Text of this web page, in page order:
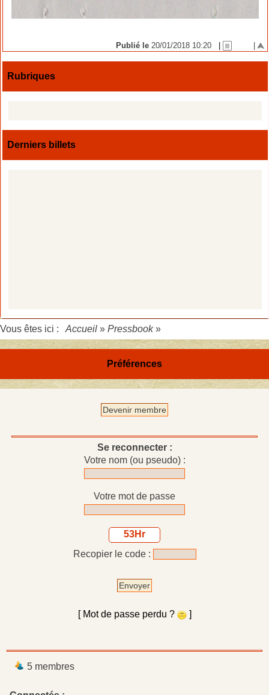
Publié le 20/01/2018 10:20 | |
Rubriques
Derniers billets
Vous êtes ici : Accueil » Pressbook»
Préférences
Devenir membre
Se reconnecter :
Votre nom (ou pseudo) :
Votre mot de passe
53Hr
Recopier le code :
Envoyer
[ Mot de passe perdu ? ]
5 membres